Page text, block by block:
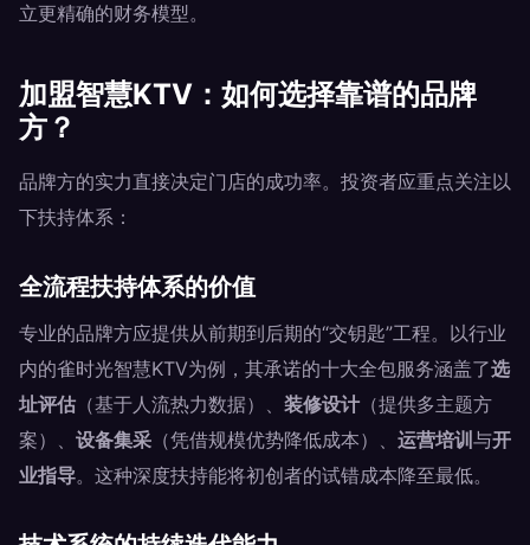
立更精确的财务模型。
加盟智慧KTV：如何选择靠谱的品牌
方？
品牌方的实力直接决定门店的成功率。投资者应重点关注以
下扶持体系：
全流程扶持体系的价值
专业的品牌方应提供从前期到后期的“交钥匙”工程。以行业
内的雀时光智慧KTV为例，其承诺的十大全包服务涵盖了选
址评估 （基于人流热力数据）、 装修设计 （提供多主题方
案）、 设备集采 （凭借规模优势降低成本）、 运营培训 与开
业指导。这种深度扶持能将初创者的试错成本降至最低。